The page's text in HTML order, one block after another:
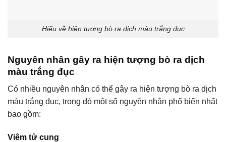
Hiểu về hiện tượng bò ra dịch màu trắng đục
Nguyên nhân gây ra hiện tượng bò ra dịch
màu trắng đục
Có nhiều nguyên nhân có thể gây ra hiện tượng bò ra dịch
màu trắng đục, trong đó một số nguyên nhân phổ biến nhất
bao gồm:
Viêm tử cung